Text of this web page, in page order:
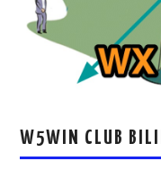
W5WIN CLUB